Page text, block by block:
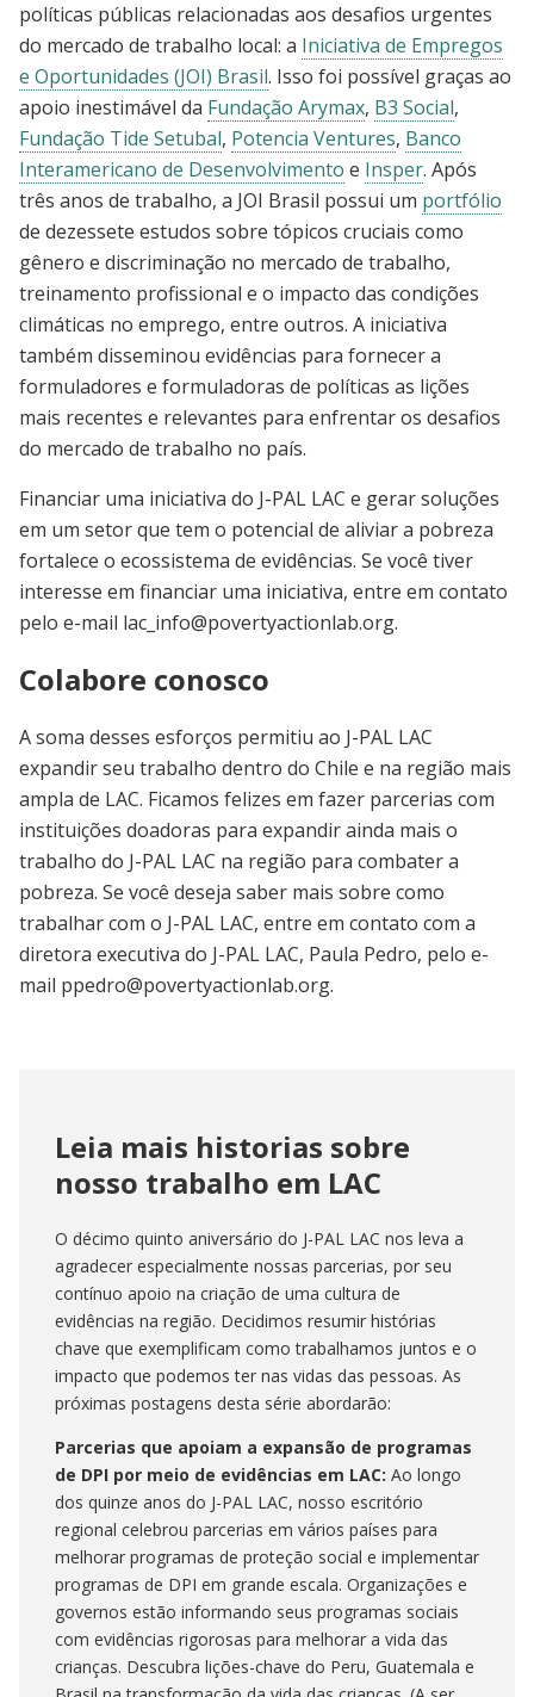
políticas públicas relacionadas aos desafios urgentes
do mercado de trabalho local: a Iniciativa de Empregos
e Oportunidades (JOI) Brasil. Isso foi possível graças ao
apoio inestimável da Fundação Arymax, B3 Social,
Fundação Tide Setubal, Potencia Ventures, Banco
Interamericano de Desenvolvimento e Insper. Após
três anos de trabalho, a JOI Brasil possui um portfólio
de dezessete estudos sobre tópicos cruciais como
gênero e discriminação no mercado de trabalho,
treinamento profissional e o impacto das condições
climáticas no emprego, entre outros. A iniciativa
também disseminou evidências para fornecer a
formuladores e formuladoras de políticas as lições
mais recentes e relevantes para enfrentar os desafios
do mercado de trabalho no país.
Financiar uma iniciativa do J-PAL LAC e gerar soluções
em um setor que tem o potencial de aliviar a pobreza
fortalece o ecossistema de evidências. Se você tiver
interesse em financiar uma iniciativa, entre em contato
pelo e-mail lac_info@povertyactionlab.org.
Colabore conosco
A soma desses esforços permitiu ao J-PAL LAC
expandir seu trabalho dentro do Chile e na região mais
ampla de LAC. Ficamos felizes em fazer parcerias com
instituições doadoras para expandir ainda mais o
trabalho do J-PAL LAC na região para combater a
pobreza. Se você deseja saber mais sobre como
trabalhar com o J-PAL LAC, entre em contato com a
diretora executiva do J-PAL LAC, Paula Pedro, pelo e-
mail ppedro@povertyactionlab.org.
Leia mais historias sobre
nosso trabalho em LAC
O décimo quinto aniversário do J-PAL LAC nos leva a
agradecer especialmente nossas parcerias, por seu
contínuo apoio na criação de uma cultura de
evidências na região. Decidimos resumir histórias
chave que exemplificam como trabalhamos juntos e o
impacto que podemos ter nas vidas das pessoas. As
próximas postagens desta série abordarão:
Parcerias que apoiam a expansão de programas
de DPI por meio de evidências em LAC: Ao longo
dos quinze anos do J-PAL LAC, nosso escritório
regional celebrou parcerias em vários países para
melhorar programas de proteção social e implementar
programas de DPI em grande escala. Organizações e
governos estão informando seus programas sociais
com evidências rigorosas para melhorar a vida das
crianças. Descubra lições-chave do Peru, Guatemala e